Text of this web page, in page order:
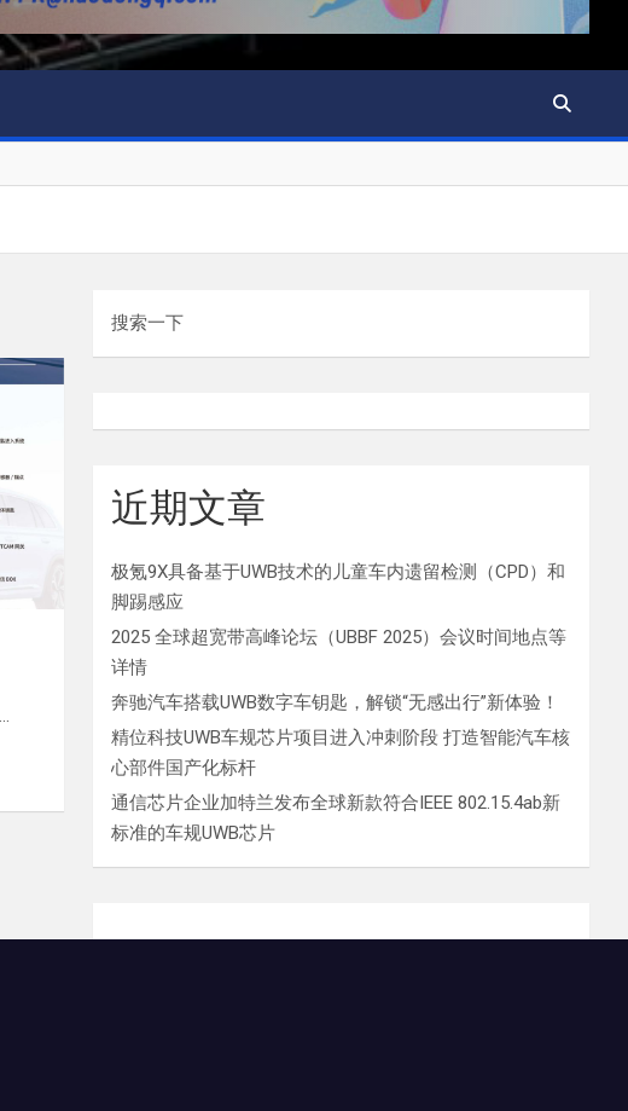
搜索一下
近期文章
极氪9X具备基于UWB技术的儿童车内遗留检测（CPD）和
脚踢感应
2025 全球超宽带高峰论坛（UBBF 2025）会议时间地点等
详情
奔驰汽车搭载UWB数字车钥匙，解锁“无感出行”新体验！
精位科技UWB车规芯片项目进入冲刺阶段 打造智能汽车核
心部件国产化标杆
通信芯片企业加特兰发布全球新款符合IEEE 802.15.4ab新
标准的车规UWB芯片